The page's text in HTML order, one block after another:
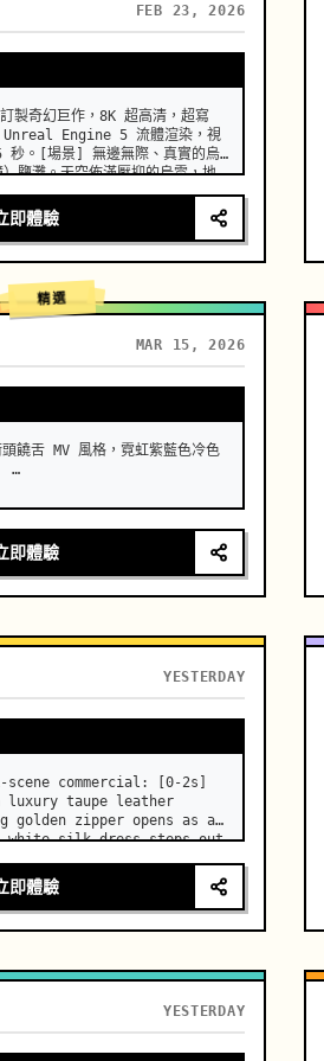
FEB 23, 2026
製奇幻巨作，8K 超高清，超寫
Unreal Engine 5 流體渲染，視
。[場景] 無邊無際、真實的烏
鹽灘。天空佈滿壓抑的烏雲，地
同鏡子一般，整體畫面呈現極簡
00:05] 鏡頭 1：高級訂製入場與
極低角度仰拍，超長焦鏡頭推近。
識度、時尚臉孔的亞洲女模特
走。效果：她穿的不是布料，而
實的液態青花瓷製成的長裙。隨著
即體驗
精選
MAR 15, 2026
饒舌 MV 風格，霓虹紫藍色冷色
…
即體驗
YESTERDAY
commercial: [0-2s]
luxury taupe leather
golden zipper opens as a
white silk dress steps out
即體驗
YESTERDAY